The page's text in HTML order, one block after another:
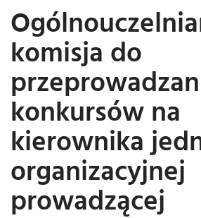
komisja do
konkursów na
kierownika
organizacyjnej
prowadzącej